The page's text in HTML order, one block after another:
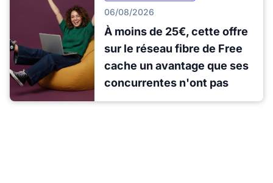
06/08/2026
À moins de 25€, cette offre
sur le réseau fibre de Free
cache un avantage que ses
concurrentes n'ont pas